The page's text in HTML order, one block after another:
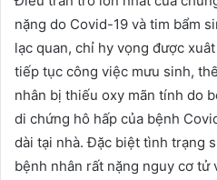
nặng do Covid-19 và tim bẩm
lạc quan, chỉ hy vọng được
tiếp tục công việc mưu sinh,
nhân bị thiếu oxy mãn tính do
di chứng hô hấp của bệnh
dài tại nhà. Đặc biệt tình trạng
bệnh nhân rất nặng nguy cơ